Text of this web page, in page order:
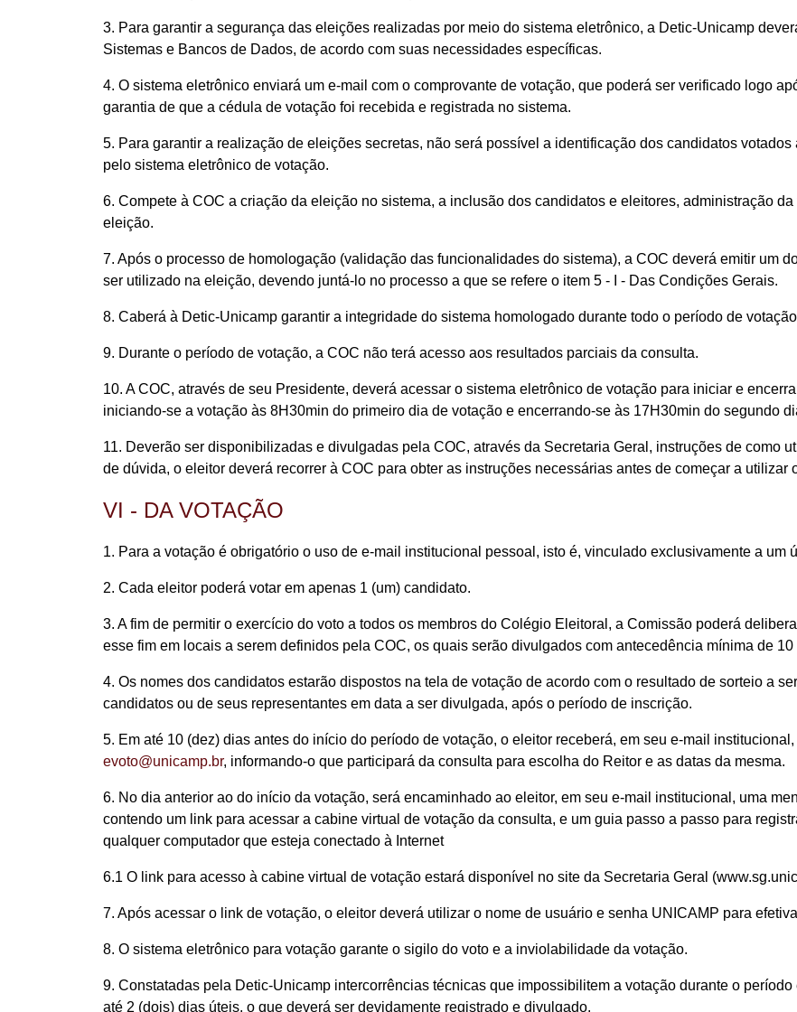
3. Para garantir a segurança das eleições realizadas por meio do sistema eletrônico, a Detic-Unicamp
Sistemas e Bancos de Dados, de acordo com suas necessidades específicas.
4. O sistema eletrônico enviará um e-mail com o comprovante de votação, que poderá ser verificado logo
garantia de que a cédula de votação foi recebida e registrada no sistema.
5. Para garantir a realização de eleições secretas, não será possível a identificação dos candidatos
pelo sistema eletrônico de votação.
6. Compete à COC a criação da eleição no sistema, a inclusão dos candidatos e eleitores, administração
eleição.
7. Após o processo de homologação (validação das funcionalidades do sistema), a COC deverá emitir um
ser utilizado na eleição, devendo juntá-lo no processo a que se refere o item 5 - I - Das Condições Gerais.
8. Caberá à Detic-Unicamp garantir a integridade do sistema homologado durante todo o período de
9. Durante o período de votação, a COC não terá acesso aos resultados parciais da consulta.
10. A COC, através de seu Presidente, deverá acessar o sistema eletrônico de votação para iniciar e
iniciando-se a votação às 8H30min do primeiro dia de votação e encerrando-se às 17H30min do segundo
11. Deverão ser disponibilizadas e divulgadas pela COC, através da Secretaria Geral, instruções de como
de dúvida, o eleitor deverá recorrer à COC para obter as instruções necessárias antes de começar a utilizar
VI - DA VOTAÇÃO
1. Para a votação é obrigatório o uso de e-mail institucional pessoal, isto é, vinculado exclusivamente a um
2. Cada eleitor poderá votar em apenas 1 (um) candidato.
3. A fim de permitir o exercício do voto a todos os membros do Colégio Eleitoral, a Comissão poderá
esse fim em locais a serem definidos pela COC, os quais serão divulgados com antecedência mínima de
4. Os nomes dos candidatos estarão dispostos na tela de votação de acordo com o resultado de sorteio a
candidatos ou de seus representantes em data a ser divulgada, após o período de inscrição.
5. Em até 10 (dez) dias antes do início do período de votação, o eleitor receberá, em seu e-mail
evoto@unicamp.br, informando-o que participará da consulta para escolha do Reitor e as datas da mesma.
6. No dia anterior ao do início da votação, será encaminhado ao eleitor, em seu e-mail institucional, uma
contendo um link para acessar a cabine virtual de votação da consulta, e um guia passo a passo para
qualquer computador que esteja conectado à Internet
6.1 O link para acesso à cabine virtual de votação estará disponível no site da Secretaria Geral
7. Após acessar o link de votação, o eleitor deverá utilizar o nome de usuário e senha UNICAMP para
8. O sistema eletrônico para votação garante o sigilo do voto e a inviolabilidade da votação.
9. Constatadas pela Detic-Unicamp intercorrências técnicas que impossibilitem a votação durante o
até 2 (dois) dias úteis, o que deverá ser devidamente registrado e divulgado.